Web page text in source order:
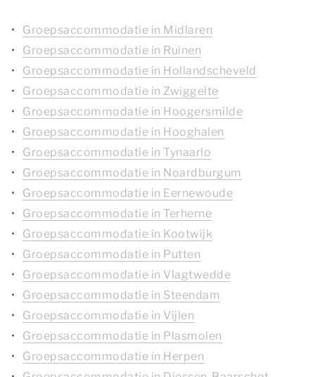
Groepsaccommodatie in Midlaren
Groepsaccommodatie in Ruinen
Groepsaccommodatie in Hollandscheveld
Groepsaccommodatie in Zwiggelte
Groepsaccommodatie in Hoogersmilde
Groepsaccommodatie in Hooghalen
Groepsaccommodatie in Tynaarlo
Groepsaccommodatie in Noardburgum
Groepsaccommodatie in Eernewoude
Groepsaccommodatie in Terherne
Groepsaccommodatie in Kootwijk
Groepsaccommodatie in Putten
Groepsaccommodatie in Vlagtwedde
Groepsaccommodatie in Steendam
Groepsaccommodatie in Vijlen
Groepsaccommodatie in Plasmolen
Groepsaccommodatie in Herpen